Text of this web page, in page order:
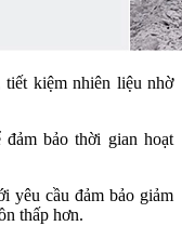
tiết kiệm nhiên liệu nhờ
bảo thời gian hoạt
yêu cầu đảm bảo giảm
thấp hơn.